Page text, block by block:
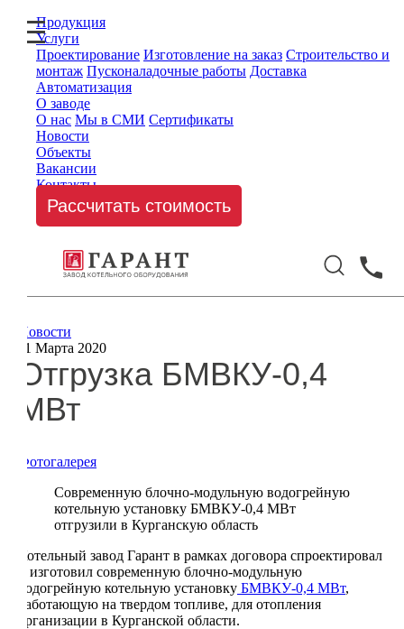
Продукция
Услуги
Проектирование Изготовление на заказ Строительство и
монтаж Пусконаладочные работы Доставка
Автоматизация
О заводе
О нас Мы в СМИ Сертификаты
Новости
Объекты
Вакансии
Контакты
Рассчитать стоимость
Новости
11 Марта 2020
Отгрузка БМВКУ-0,4
МВт
Фотогалерея
Современную блочно-модульную водогрейную
котельную установку БМВКУ-0,4 МВт
отгрузили в Курганскую область
Котельный завод Гарант в рамках договора спроектировал
и изготовил современную блочно-модульную
водогрейную котельную установку БМВКУ-0,4 МВт,
работающую на твердом топливе, для отопления
организации в Курганской области.